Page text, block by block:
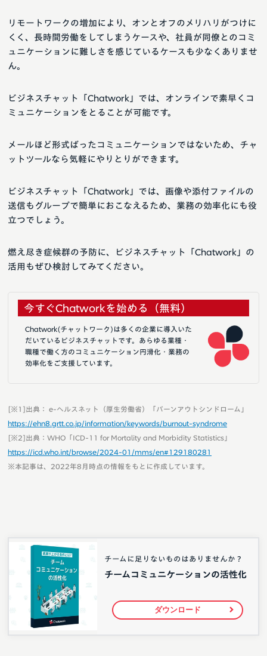
リモートワークの増加により、オンとオフのメリハリがつけに
くく、長時間労働をしてしまうケースや、社員が同僚とのコミ
ュニケーションに難しさを感じているケースも少なくありませ
ん。
ビジネスチャット「Chatwork」では、オンラインで素早くコ
ミュニケーションをとることが可能です。
メールほど形式ばったコミュニケーションではないため、チャ
ットツールなら気軽にやりとりができます。
ビジネスチャット「Chatwork」では、画像や添付ファイルの
送信もグループで簡単におこなえるため、業務の効率化にも役
立つでしょう。
燃え尽き症候群の予防に、ビジネスチャット「Chatwork」の
活用もぜひ検討してみてください。
今すぐChatworkを始める（無料）
Chatwork(チャットワーク)は多くの企業に導入いた
だいているビジネスチャットです。あらゆる業種・
職種で働く方のコミュニケーション円滑化・業務の
効率化をご支援しています。
[※1]出典： e-ヘルスネット（厚生労働省）「バーンアウトシンドローム」
https://ehn8.grtt.co.jp/information/keywords/burnout-syndrome
[※2]出典：WHO「ICD-11 for Mortality and Morbidity Statistics」
https://icd.who.int/browse/2024-01/mms/en#129180281
※本記事は、2022年8月時点の情報をもとに作成しています。
チームに足りないものはありませんか？
チームコミュニケーションの活性化
ダウンロード